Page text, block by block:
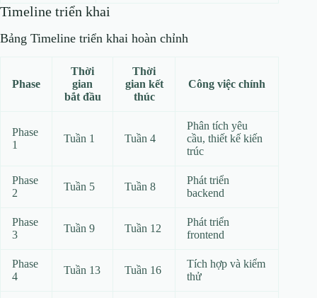
Timeline triển khai
Bảng Timeline triển khai hoàn chỉnh
Phase
Thời
gian
bắt đầu
Thời
gian kết
thúc
Công việc chính
Phase
1
Tuần 1 Tuần 4
Phân tích yêu
cầu, thiết kế kiến
trúc
Phase
2
Tuần 5 Tuần 8
Phát triển
backend
Phase
3
Tuần 9 Tuần 12
Phát triển
frontend
Phase
4
Tuần 13 Tuần 16
Tích hợp và kiểm
thử